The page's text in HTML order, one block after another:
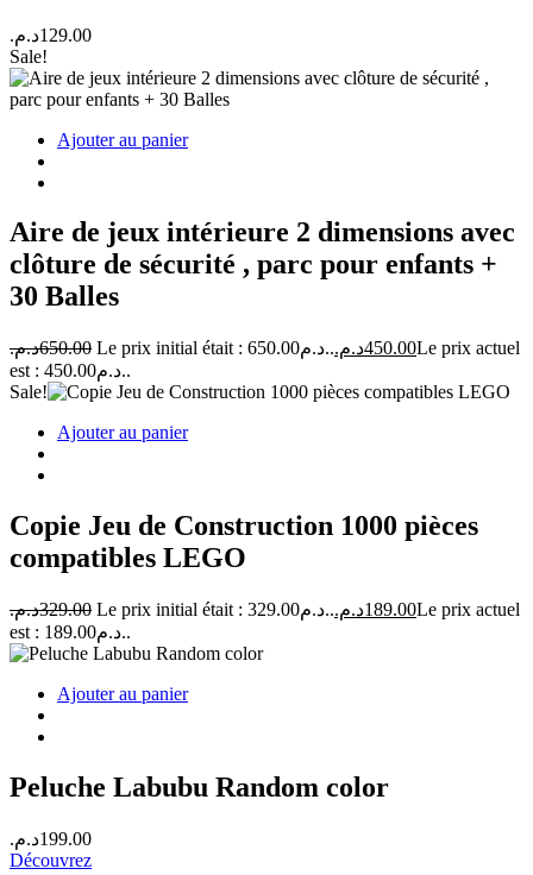
129.00د.م.
Sale!
Ajouter au panier
Aire de jeux intérieure 2 dimensions avec
clôture de sécurité , parc pour enfants +
30 Balles
650.00د.م. Le prix initial était : 650.00د.م.. 450.00د.م.
Le prix actuel
est : 450.00د.م..
Sale!
Ajouter au panier
Copie Jeu de Construction 1000 pièces
compatibles LEGO
329.00د.م. Le prix initial était : 329.00د.م.. 189.00د.م.
Le prix actuel
est : 189.00د.م..
Ajouter au panier
Peluche Labubu Random color
199.00د.م.
Découvrez